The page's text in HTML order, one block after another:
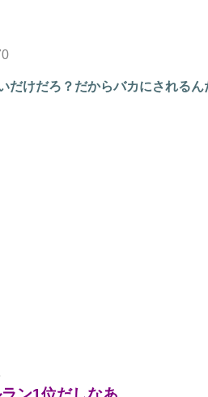
だけだろ？だからバカにされるん